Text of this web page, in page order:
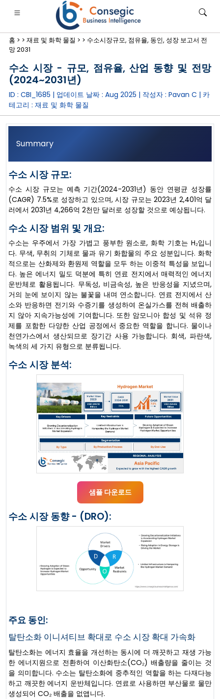
·금융·보험• 소비재 • 에너지 및 전력 • 식품 및 음료
• 사례 연구
홈 > > 재료 및 화학 물질 > > 수소시장규모, 점유율, 동인, 성장 보고서 전
망 2031
수소 시장 - 규모, 점유율, 산업 동향 및 전망
(2024~2031년)
ID : CBI_1685 | 업데이트 날짜 : Aug 2025 | 작성자 : Pavan C | 카
테고리 : 재료 및 화학 물질
Summary
수소 시장 규모:
수소 시장 규모는 예측 기간(2024-2031년) 동안 연평균 성장률
(CAGR) 7.5%로 성장하고 있으며, 시장 규모는 2023년 2,401억 달
러에서 2031년 4,266억 2천만 달러로 성장할 것으로 예상됩니다.
수소 시장 범위 및 개요:
수소는 우주에서 가장 가볍고 풍부한 원소로, 화학 기호는 H₂입니
다. 무색, 무취의 기체로 물과 유기 화합물의 주요 성분입니다. 화학
적으로는 산화제와 환원제 역할을 모두 하는 이중적 특성을 보입니
다. 높은 에너지 밀도 덕분에 특히 연료 전지에서 매력적인 에너지
운반체로 활용됩니다. 무독성, 비금속성, 높은 반응성을 지녔으며,
거의 눈에 보이지 않는 불꽃을 내며 연소합니다. 연료 전지에서 산
소와 반응하면 전기와 수증기를 생성하여 온실가스를 전혀 배출하
지 않아 지속가능성에 기여합니다. 또한 암모니아 합성 및 석유 정
제를 포함한 다양한 산업 공정에서 중요한 역할을 합니다. 물이나
천연가스에서 생산되므로 장기간 사용 가능합니다. 회색, 파란색,
녹색의 세 가지 유형으로 분류됩니다.
수소 시장 분석:
샘플 다운로드
수소 시장 동향 - (DRO):
주요 동인:
탈탄소화 이니셔티브 확대로 수소 시장 확대 가속화
탈탄소화는 에너지 효율을 개선하는 동시에 더 깨끗하고 재생 가능
한 에너지원으로 전환하여 이산화탄소(CO₂) 배출량을 줄이는 것
을 의미합니다. 수소는 탈탄소화에 중추적인 역할을 하는 다재다능
하고 깨끗한 에너지 운반체입니다. 연료로 사용하면 부산물로 물만
생성되어 CO₂ 배출을 없앱니다.